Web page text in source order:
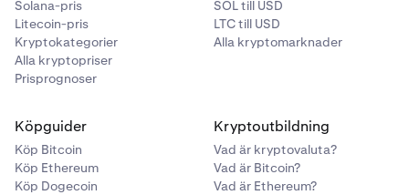
Solana-pris
Litecoin-pris
Kryptokategorier
Alla kryptopriser
Prisprognoser
SOL till USD
LTC till USD
Alla kryptomarknader
Köpguider
Köp Bitcoin
Köp Ethereum
Köp Dogecoin
Kryptoutbildning
Vad är kryptovaluta?
Vad är Bitcoin?
Vad är Ethereum?